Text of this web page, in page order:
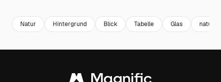
Natur Hintergrund Blick Tabelle Glas